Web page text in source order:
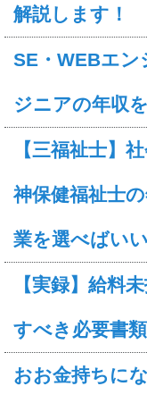
解説します！
SE・WEBエン
ジニアの年収
【三福祉士】
神保健福祉士
業を選べばい
【実録】給料
すべき必要書
おお金持ちに